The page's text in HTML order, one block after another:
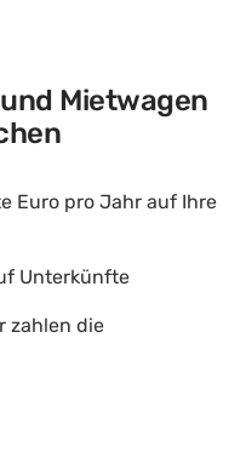
Mietwagen
Euro pro Jahr auf Ihre
Unterkünfte
zahlen die